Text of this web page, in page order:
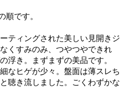
順です。
ティングされた美しい見開きジ
くすみのみ、つやつやできれ
浮き。まずまずの美品です。
なヒゲが少々。盤面は薄スレち
聴き流しました。ごくわずかな